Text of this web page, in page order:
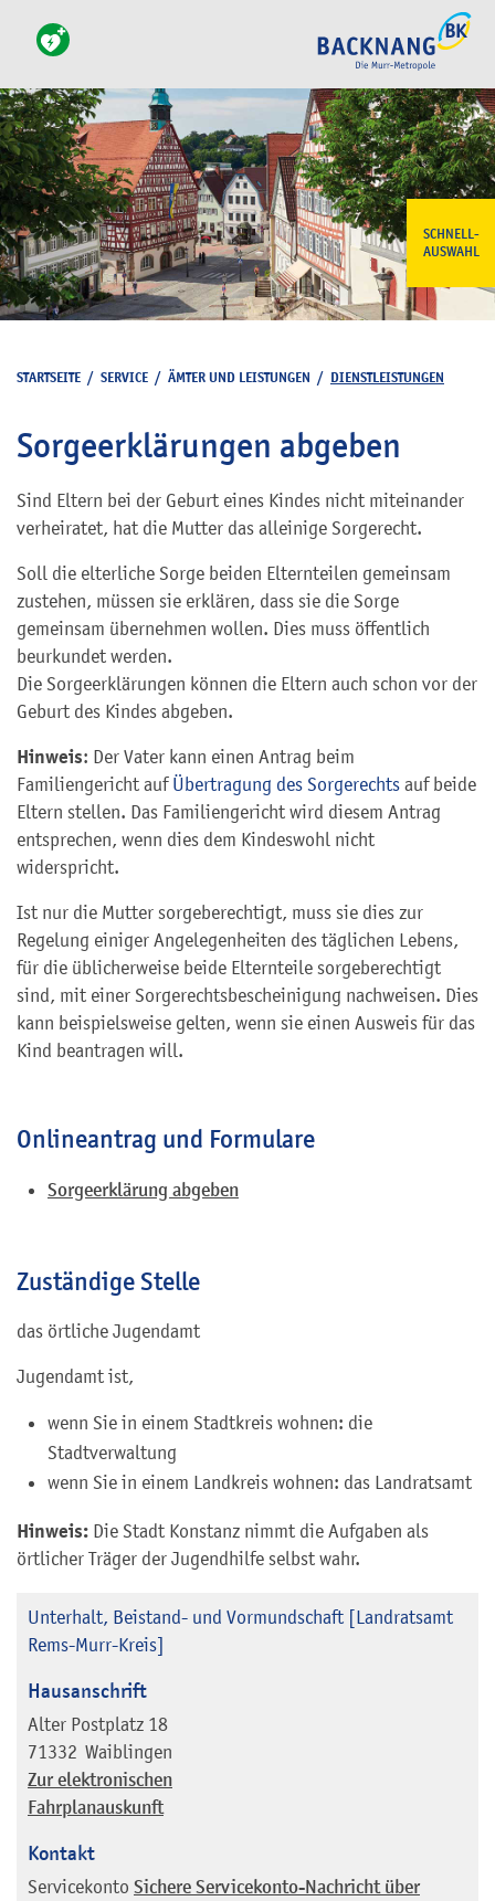
SCHNELL-
AUSWAHL
STARTSEITE / SERVICE / ÄMTER UND LEISTUNGEN / DIENSTLEISTUNGEN
Sorgeerklärungen abgeben
Sind Eltern bei der Geburt eines Kindes nicht miteinander
verheiratet, hat die Mutter das alleinige Sorgerecht.
Soll die elterliche Sorge beiden Elternteilen gemeinsam
zustehen, müssen sie erklären, dass sie die Sorge
gemeinsam übernehmen wollen. Dies muss öffentlich
beurkundet werden.
Die Sorgeerklärungen können die Eltern auch schon vor der
Geburt des Kindes abgeben.
Hinweis: Der Vater kann einen Antrag beim
Familiengericht auf Übertragung des Sorgerechts auf beide
Eltern stellen. Das Familiengericht wird diesem Antrag
entsprechen, wenn dies dem Kindeswohl nicht
widerspricht.
Ist nur die Mutter sorgeberechtigt, muss sie dies zur
Regelung einiger Angelegenheiten des täglichen Lebens,
für die üblicherweise beide Elternteile sorgeberechtigt
sind, mit einer Sorgerechtsbescheinigung nachweisen. Dies
kann beispielsweise gelten, wenn sie einen Ausweis für das
Kind beantragen will.
Onlineantrag und Formulare
Sorgeerklärung abgeben
Zuständige Stelle
das örtliche Jugendamt
Jugendamt ist,
wenn Sie in einem Stadtkreis wohnen: die
Stadtverwaltung
wenn Sie in einem Landkreis wohnen: das Landratsamt
Hinweis: Die Stadt Konstanz nimmt die Aufgaben als
örtlicher Träger der Jugendhilfe selbst wahr.
Unterhalt, Beistand- und Vormundschaft [Landratsamt
Rems-Murr-Kreis]
Hausanschrift
Alter Postplatz 18
71332 Waiblingen
Zur elektronischen
Fahrplanauskunft
Kontakt
Servicekonto Sichere Servicekonto-Nachricht über